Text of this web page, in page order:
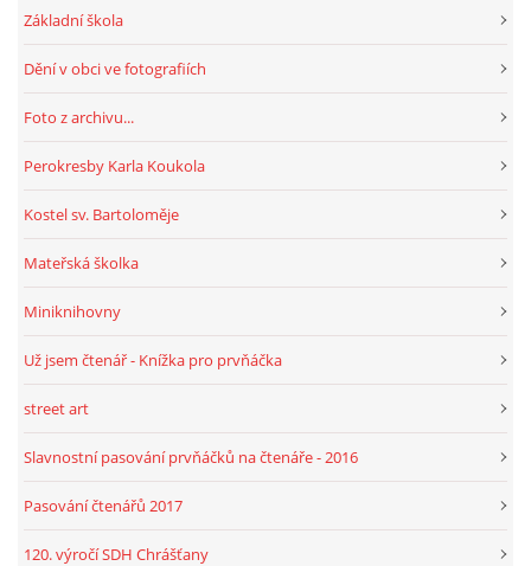
HRY, KVÍZY, VZDĚLÁVÁNÍ ON-LINE
© 2026 eStránky.cz | RSS|WebSlice Aktualizováno: 1. 8. 2026
Základní škola
Dění v obci ve fotografiích
Foto z archivu...
Perokresby Karla Koukola
Kostel sv. Bartoloměje
Mateřská školka
Miniknihovny
Už jsem čtenář - Knížka pro prvňáčka
street art
Slavnostní pasování prvňáčků na čtenáře - 2016
Pasování čtenářů 2017
120. výročí SDH Chrášťany